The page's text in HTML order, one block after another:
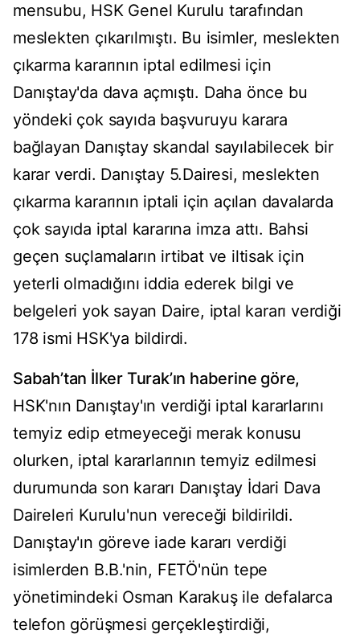
mensubu, HSK Genel Kurulu tarafından
meslekten çıkarılmıştı. Bu isimler, meslekten
çıkarma kararının iptal edilmesi için
Danıştay'da dava açmıştı. Daha önce bu
yöndeki çok sayıda başvuruyu karara
bağlayan Danıştay skandal sayılabilecek bir
karar verdi. Danıştay 5.Dairesi, meslekten
çıkarma kararının iptali için açılan davalarda
çok sayıda iptal kararına imza attı. Bahsi
geçen suçlamaların irtibat ve iltisak için
yeterli olmadığını iddia ederek bilgi ve
belgeleri yok sayan Daire, iptal kararı verdiği
178 ismi HSK'ya bildirdi.
Sabah’tan İlker Turak’ın haberine göre,
HSK'nın Danıştay'ın verdiği iptal kararlarını
temyiz edip etmeyeceği merak konusu
olurken, iptal kararlarının temyiz edilmesi
durumunda son kararı Danıştay İdari Dava
Daireleri Kurulu'nun vereceği bildirildi.
Danıştay'ın göreve iade kararı verdiği
isimlerden B.B.'nin, FETÖ'nün tepe
yönetimindeki Osman Karakuş ile defalarca
telefon görüşmesi gerçekleştirdiği,